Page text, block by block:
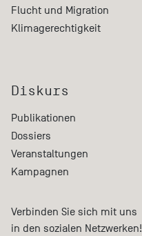
Flucht und Migration
Klimagerechtigkeit
Diskurs
Publikationen
Dossiers
Veranstaltungen
Kampagnen
Verbinden Sie sich mit uns
in den sozialen Netzwerken!